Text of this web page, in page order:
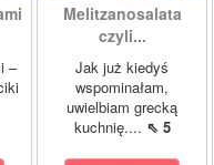
–
Melitzanosalata
czyli...
Jak już kiedyś
wspominałam,
uwielbiam grecką
kuchnię.... ⇖ 5